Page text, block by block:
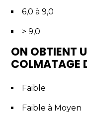
6,0 à 9,0
> 9,0
ON OBTIENT
COLMATAGE
Faible
Faible à Moyen